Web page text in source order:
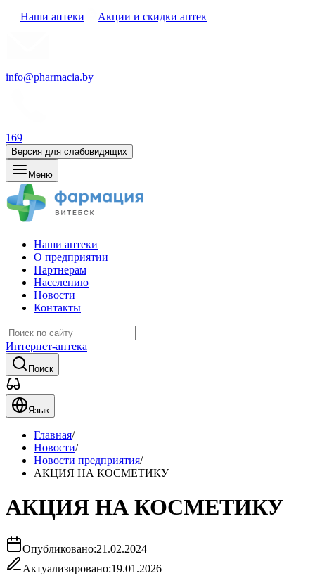
Наши аптеки Акции и скидки аптек
info@pharmacia.by
169
Версия для слабовидящих
Меню
Наши аптеки
О предприятии
Партнерам
Населению
Новости
Контакты
Интернет-аптека
Поиск
Язык
Главная/
Новости/
Новости предприятия/
АКЦИЯ НА КОСМЕТИКУ
АКЦИЯ НА КОСМЕТИКУ
Опубликовано:21.02.2024
Актуализировано:19.01.2026